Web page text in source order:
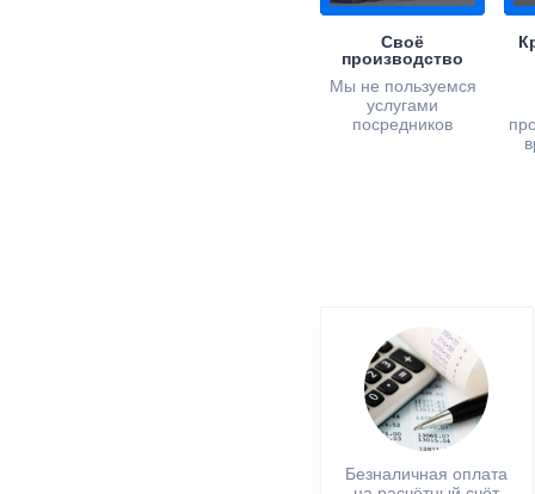
Своё
производство
Мы не пользуемся
услугами
посредников
Безналичная оплата